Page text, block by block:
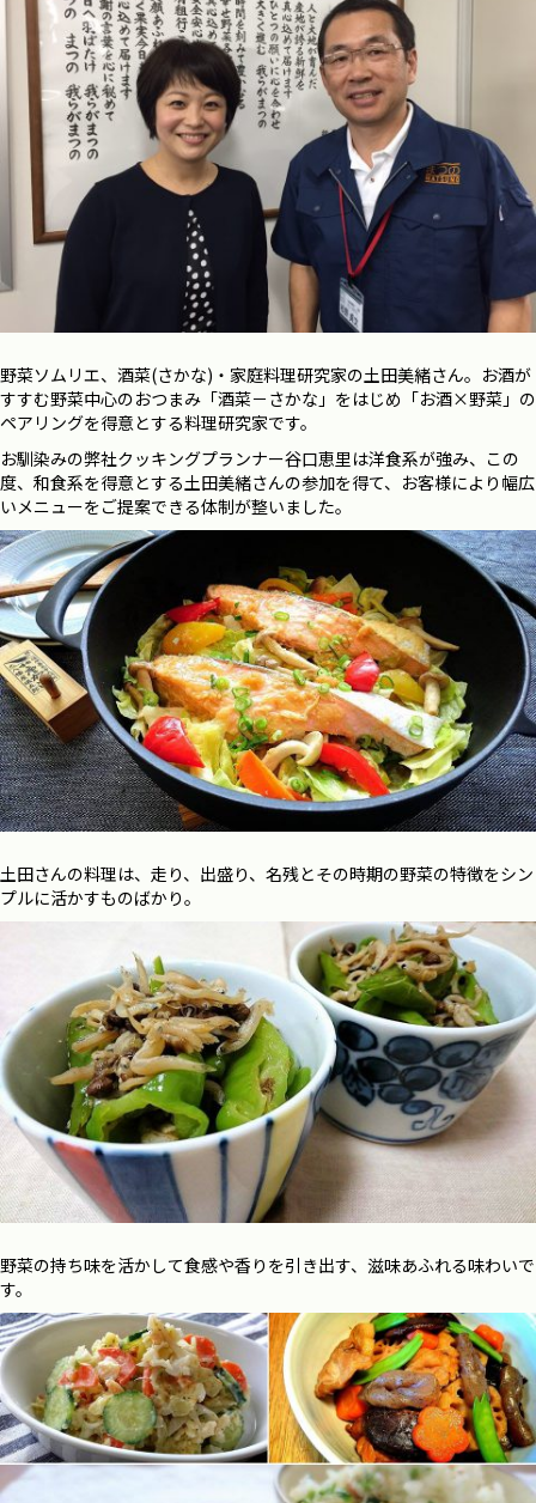
野菜ソムリエ、酒菜(さかな)・家庭料理研究家の土田美緒さん。お酒が
すすむ野菜中心のおつまみ「酒菜－さかな」をはじめ「お酒×野菜」の
ペアリングを得意とする料理研究家です。
お馴染みの弊社クッキングプランナー谷口恵里は洋食系が強み、この
度、和食系を得意とする土田美緒さんの参加を得て、お客様により幅広
いメニューをご提案できる体制が整いました。
土田さんの料理は、走り、出盛り、名残とその時期の野菜の特徴をシン
プルに活かすものばかり。
野菜の持ち味を活かして食感や香りを引き出す、滋味あふれる味わいで
す。